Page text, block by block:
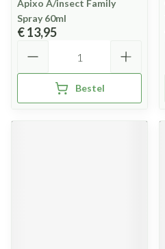
Apixo A/insect Family
Spray 60ml
€ 13,95
Bestel